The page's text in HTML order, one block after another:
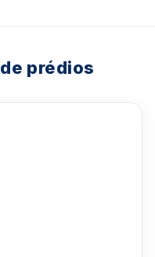
prédios